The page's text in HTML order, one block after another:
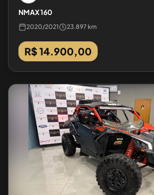
NMAX 160
2020/2021 23.897 km
R$ 14.900,00